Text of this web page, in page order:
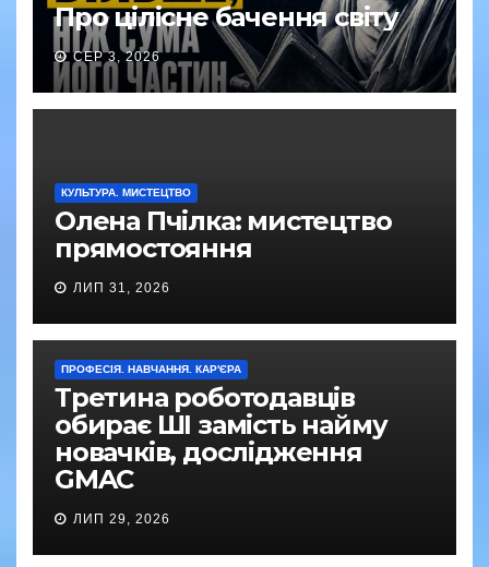
Про цілісне бачення світу
СЕР 3, 2026
КУЛЬТУРА. МИСТЕЦТВО
Олена Пчілка: мистецтво
прямостояння
ЛИП 31, 2026
ПРОФЕСІЯ. НАВЧАННЯ. КАР'ЄРА
Третина роботодавців
обирає ШІ замість найму
новачків, дослідження
GMAC
ЛИП 29, 2026